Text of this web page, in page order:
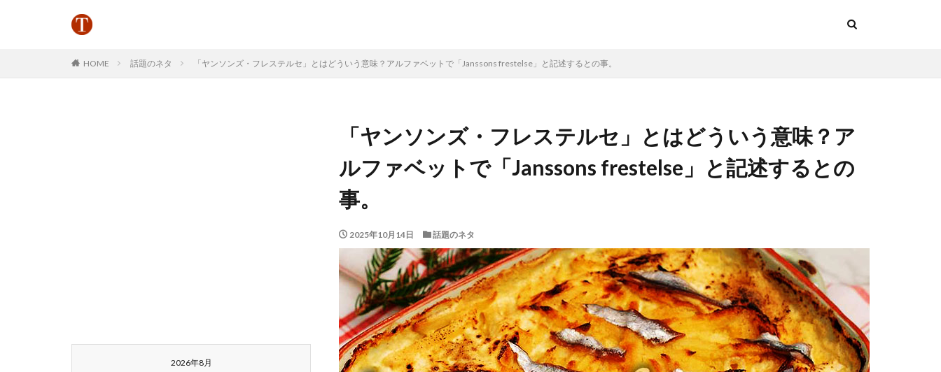
HOME 話題のネタ 「ヤンソンズ・フレステルセ」とはどういう意味？アルファベットで「Janssons frestelse」と記述するとの事。
「ヤンソンズ・フレステルセ」とはどういう意味？ア
ルファベットで「Janssons frestelse」と記述するとの
事。
2025年10月14日 話題のネタ
2026年8月